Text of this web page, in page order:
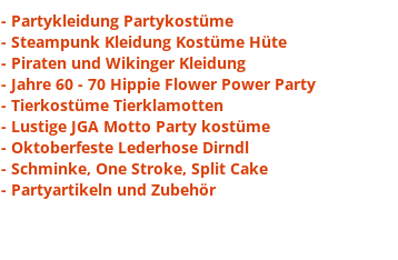
- Partykleidung Partykostüme
- Steampunk Kleidung Kostüme Hüte
- Piraten und Wikinger Kleidung
- Jahre 60 - 70 Hippie Flower Power Party
- Tierkostüme Tierklamotten
- Lustige JGA Motto Party kostüme
- Oktoberfeste Lederhose Dirndl
- Schminke, One Stroke, Split Cake
- Partyartikeln und Zubehör